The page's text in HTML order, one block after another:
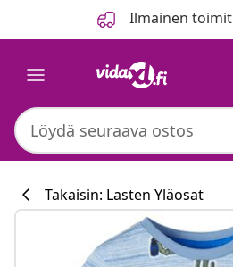
Ilmainen
Takaisin: Lasten Yläosat